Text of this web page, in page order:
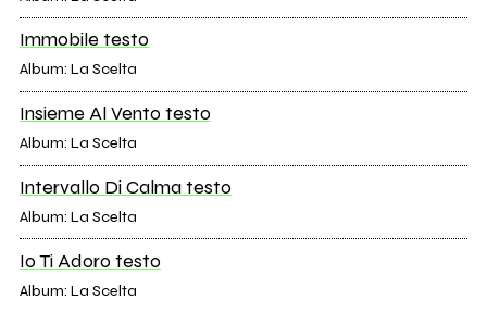
Immobile testo
Album: La Scelta
Insieme Al Vento testo
Album: La Scelta
Intervallo Di Calma testo
Album: La Scelta
Io Ti Adoro testo
Album: La Scelta